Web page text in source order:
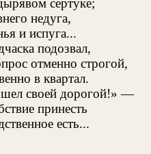
сертуке;
недуга,
и испуга...
подозвал,
отменно строгой,
в квартал.
своей дорогой!» —
принесть
есть...